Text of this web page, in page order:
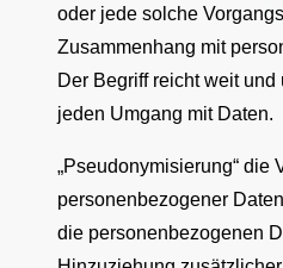
oder jede solche
Zusammenhang mit
Der Begriff reicht weit und
jeden Umgang mit Daten.
„Pseudonymisierung“ die
personenbezogener
die personenbezogenen